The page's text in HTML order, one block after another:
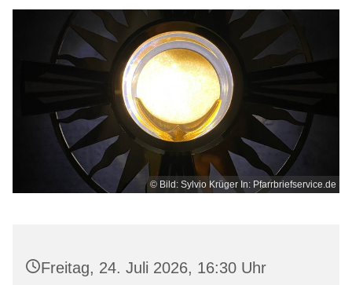
© Bild: Sylvio Krüger In: Pfarrbriefservice.de
Freitag, 24. Juli 2026, 16:30 Uhr